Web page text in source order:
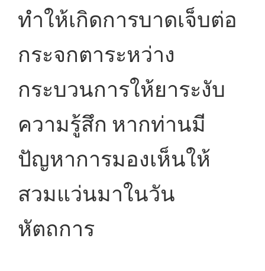
ทำให้เกิดการบาดเจ็บต่อ
กระจกตาระหว่าง
กระบวนการให้ยาระงับ
ความรู้สึก หากท่านมี
ปัญหาการมองเห็นให้
สวมแว่นมาในวัน
หัตถการ